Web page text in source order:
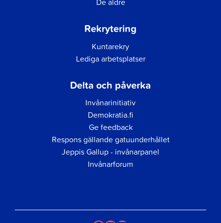
Rekrytering
Kuntarekry
Lediga arbetsplatser
Delta och påverka
Invånarinitiativ
Demokratia.fi
Ge feedback
Respons gällande gatuunderhållet
Jeppis Gallup - invånarpanel
Invånarforum